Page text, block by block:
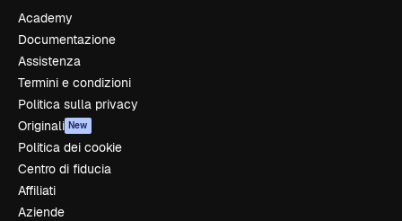
Academy
Documentazione
Assistenza
Termini e condizioni
Politica sulla privacy
Originali New
Politica dei cookie
Centro di fiducia
Affiliati
Aziende